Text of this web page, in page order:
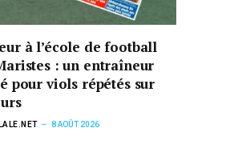
à l’école de football
: un entraîneur
pour viols répétés sur
8 AOÛT 2026